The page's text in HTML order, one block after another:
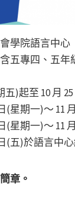
學院語言中心
五專四、五年
五)起至 10 月
(星期一)～ 11
(星期一)～ 11
(五)於語言中
章。